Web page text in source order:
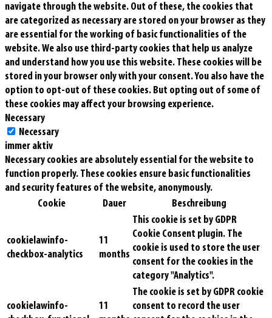
navigate through the website. Out of these, the cookies that
are categorized as necessary are stored on your browser as they
are essential for the working of basic functionalities of the
website. We also use third-party cookies that help us analyze
and understand how you use this website. These cookies will be
stored in your browser only with your consent. You also have the
option to opt-out of these cookies. But opting out of some of
these cookies may affect your browsing experience.
Necessary
Necessary
immer aktiv
Necessary cookies are absolutely essential for the website to
function properly. These cookies ensure basic functionalities
and security features of the website, anonymously.
Cookie
Dauer Beschreibung
cookielawinfo-
checkbox-analytics
11
months
This cookie is set by GDPR
Cookie Consent plugin. The
cookie is used to store the user
consent for the cookies in the
category "Analytics".
cookielawinfo-
11
The cookie is set by GDPR cookie
consent to record the user